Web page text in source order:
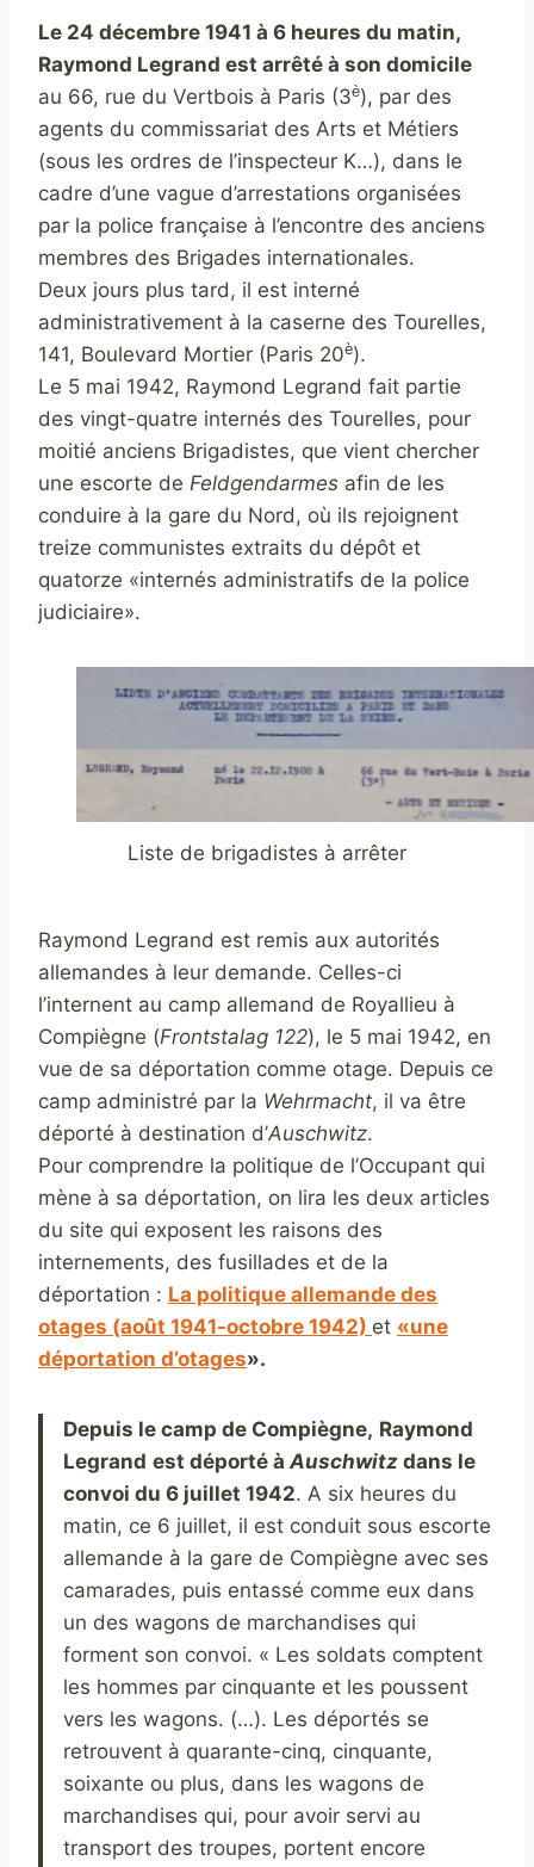
Le 24 décembre 1941 à 6 heures du matin,
Raymond Legrand est arrêté à son domicile
au 66, rue du Vertbois à Paris (3è), par des
agents du commissariat des Arts et Métiers
(sous les ordres de l’inspecteur K…), dans le
cadre d’une vague d’arrestations organisées
par la police française à l’encontre des anciens
membres des Brigades internationales.
Deux jours plus tard, il est interné
administrativement à la caserne des Tourelles,
141, Boulevard Mortier (Paris 20è).
Le 5 mai 1942, Raymond Legrand fait partie
des vingt-quatre internés des Tourelles, pour
moitié anciens Brigadistes, que vient chercher
une escorte de Feldgendarmes afin de les
conduire à la gare du Nord, où ils rejoignent
treize communistes extraits du dépôt et
quatorze «internés administratifs de la police
judiciaire».
Liste de brigadistes à arrêter
Raymond Legrand est remis aux autorités
allemandes à leur demande. Celles-ci
l’internent au camp allemand de Royallieu à
Compiègne (Frontstalag 122), le 5 mai 1942, en
vue de sa déportation comme otage. Depuis ce
camp administré par la Wehrmacht, il va être
déporté à destination d’Auschwitz.
Pour comprendre la politique de l’Occupant qui
mène à sa déportation, on lira les deux articles
du site qui exposent les raisons des
internements, des fusillades et de la
déportation : La politique allemande des
otages (août 1941-octobre 1942) et «une
déportation d’otages».
Depuis le camp de Compiègne, Raymond
Legrand est déporté àAuschwitz dans le
convoi du 6 juillet 1942. A six heures du
matin, ce 6 juillet, il est conduit sous escorte
allemande à la gare de Compiègne avec ses
camarades, puis entassé comme eux dans
un des wagons de marchandises qui
forment son convoi. « Les soldats comptent
les hommes par cinquante et les poussent
vers les wagons. (…). Les déportés se
retrouvent à quarante-cinq, cinquante,
soixante ou plus, dans les wagons de
marchandises qui, pour avoir servi au
transport des troupes, portent encore